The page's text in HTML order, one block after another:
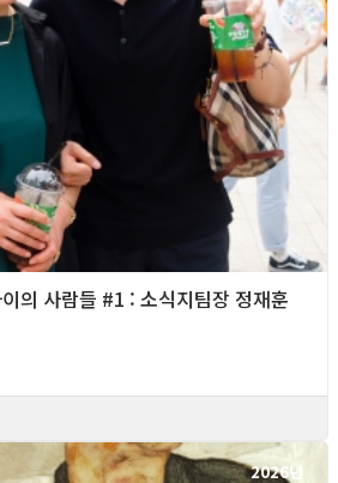
의 사람들 #1 : 소식지팀장 정재훈
2026년